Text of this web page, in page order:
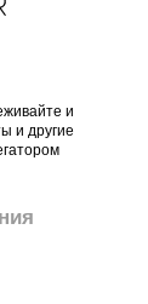
и
и другие